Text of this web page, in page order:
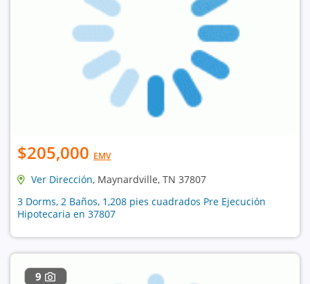
$205,000 EMV
Ver Dirección, Maynardville, TN 37807
3 Dorms, 2 Baños, 1,208 pies cuadrados Pre Ejecución
Hipotecaria en 37807
9